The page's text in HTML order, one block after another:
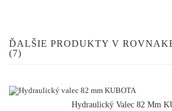
ĎALŠIE PRODUKTY V
(7)
Hydraulický Valec 82 Mm